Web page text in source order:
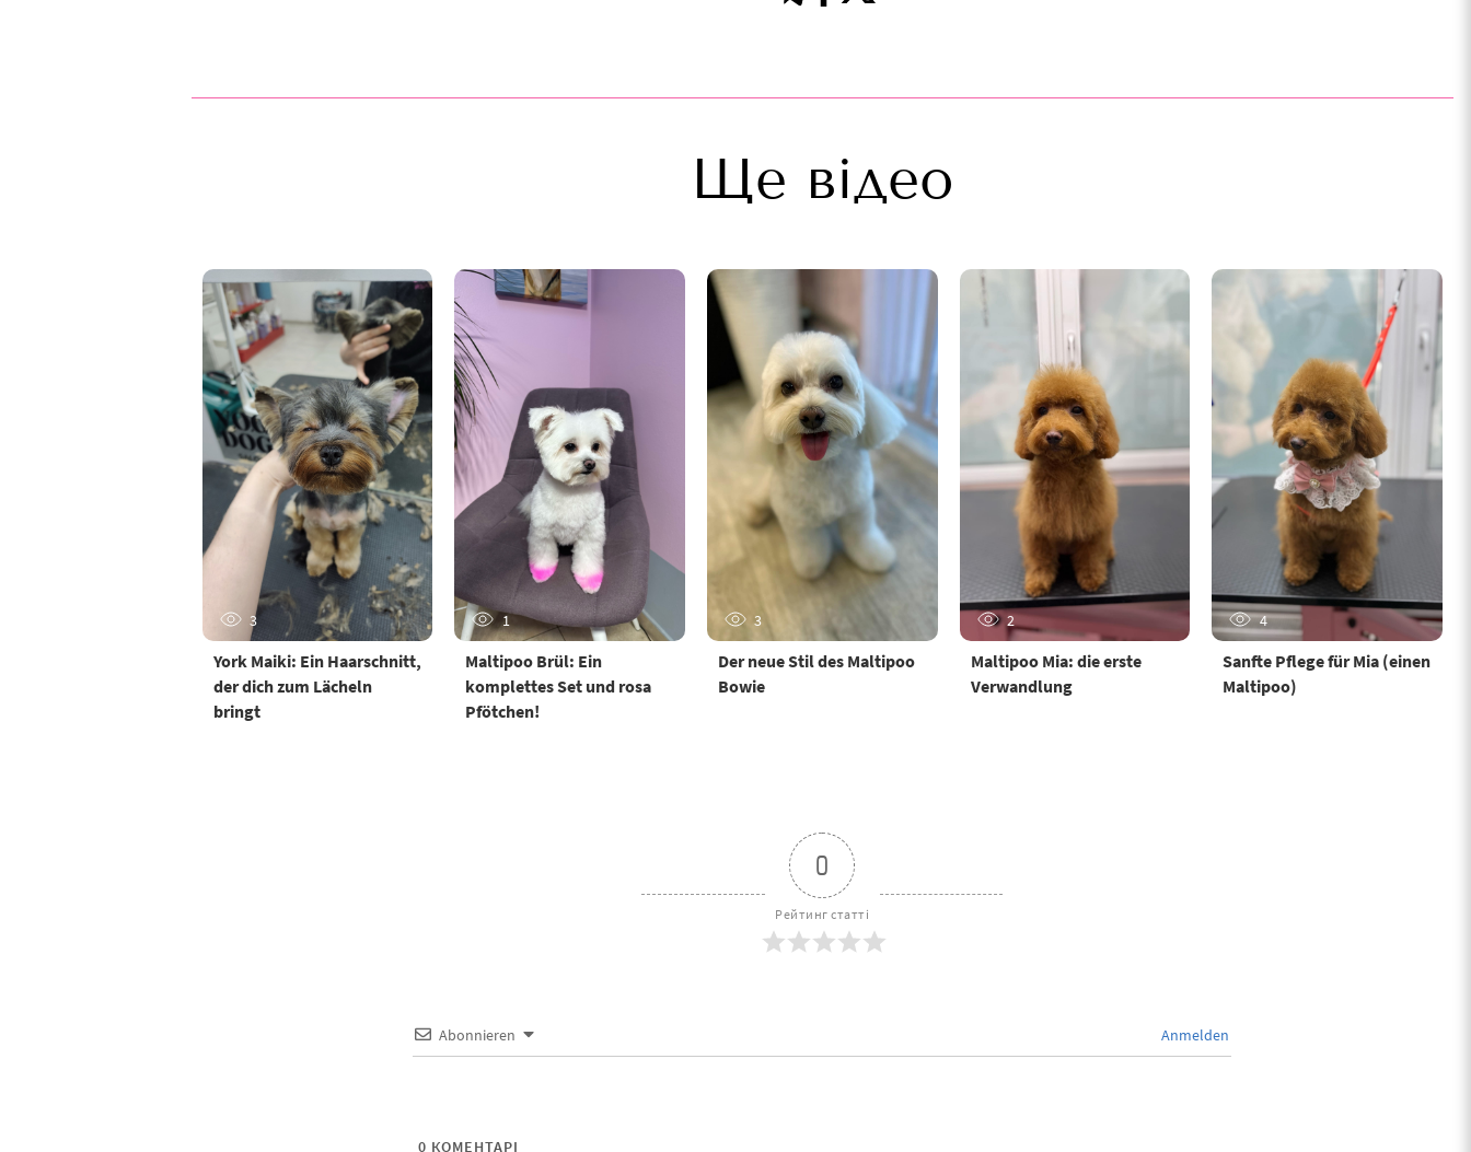
Ще відео
3
York Maiki: Ein Haarschnitt,
der dich zum Lächeln
bringt
1
Maltipoo Brül: Ein
komplettes Set und rosa
Pfötchen!
3
Der neue Stil des Maltipoo
Bowie
2
Maltipoo Mia: die erste
Verwandlung
4
Sanfte Pflege für Mia (einen
Maltipoo)
0
Рейтинг статті
Abonnieren Anmelden
0 КОМЕНТАРІ